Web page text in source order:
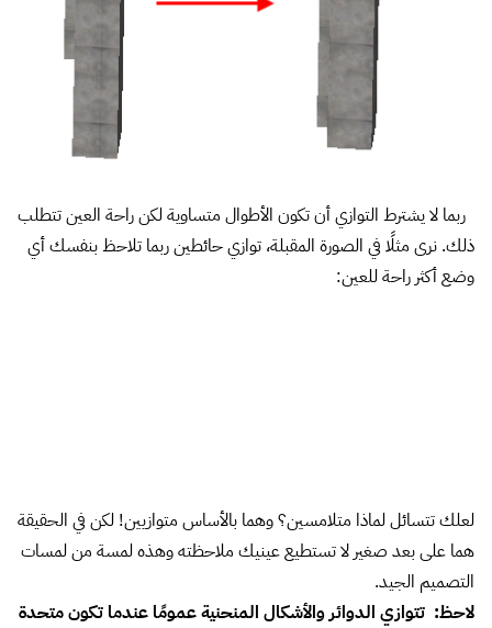
ربما لا يشترط التوازي أن تكون الأطوال متساوية لكن راحة العين تتطلب
ذلك. نرى مثلًا في الصورة المقبلة، توازي حائطين ربما تلاحظ بنفسك أي
ثانيًا: التساوي (evenness):
المقصود بالتساوي ليس فقط التوازن بين عناصر التصميم بل أجزاء كل